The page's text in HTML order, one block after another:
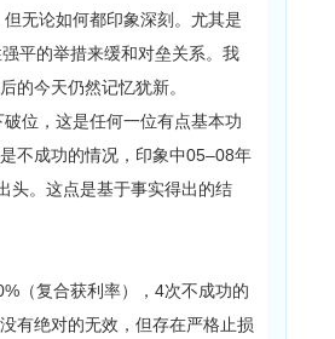
无论如何都印象深刻。尤其是
平的举措来缓和对垒关系。我
的今天仍然记忆犹新。
位，这是任何一位有点基本功
不成功的情况，印象中05–08年
头。这点是基于事实得出的结
（复合获利率），4次不成功的
有绝对的无效，但存在严格止损